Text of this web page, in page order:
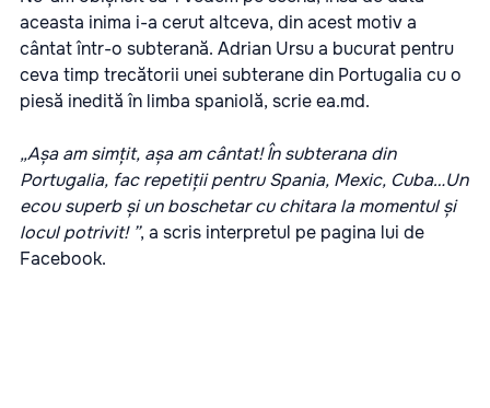
aceasta inima i-a cerut altceva, din acest motiv a
cântat într-o subterană. Adrian Ursu a bucurat pentru
ceva timp trecătorii unei subterane din Portugalia cu o
piesă inedită în limba spaniolă, scrieea.md.
„Așa am simțit, așa am cântat! În subterana din
Portugalia, fac repetiții pentru Spania, Mexic, Cuba…Un
ecou superb și un boschetar cu chitara la momentul și
locul potrivit! ”, a scris interpretul pe pagina lui de
Facebook.